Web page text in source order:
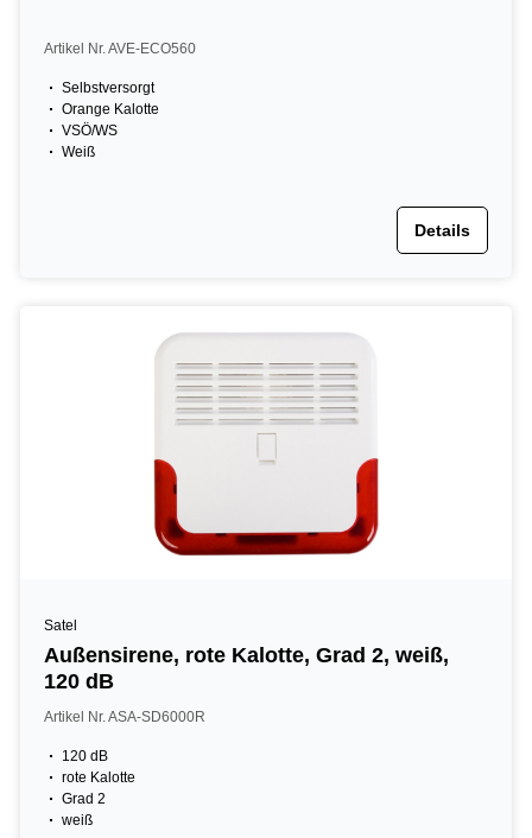
Artikel Nr. AVE-ECO560
Selbstversorgt
Orange Kalotte
VSÖ/WS
Weiß
Details
Satel
Außensirene, rote Kalotte, Grad 2, weiß,
120 dB
Artikel Nr. ASA-SD6000R
120 dB
rote Kalotte
Grad 2
weiß